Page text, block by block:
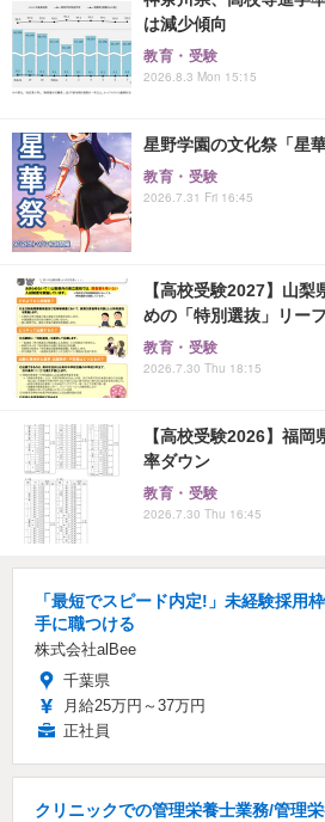
は減少傾向
教育・受験
2026.8.3 Mon 15:15
星野学園の文化祭「星
教育・受験
2026.7.31 Fri 16:45
【高校受験2027】山
めの「特別選抜」リー
教育・受験
2026.7.30 Thu 18:15
【高校受験2026】福
率ダウン
教育・受験
2026.7.30 Thu 16:45
「最短でスピード内定!」未経験採用
手に職つける
株式会社alBee
千葉県
月給25万円～37万円
正社員
クリニックでの管理栄養士業務/管理